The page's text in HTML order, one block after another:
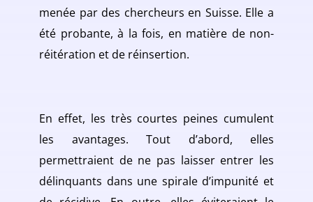
menée par des chercheurs en Suisse. Elle a
été probante, à la fois, en matière de non-
réitération et de réinsertion.
En effet, les très courtes peines cumulent
les avantages. Tout d’abord, elles
permettraient de ne pas laisser entrer les
délinquants dans une spirale d’impunité et